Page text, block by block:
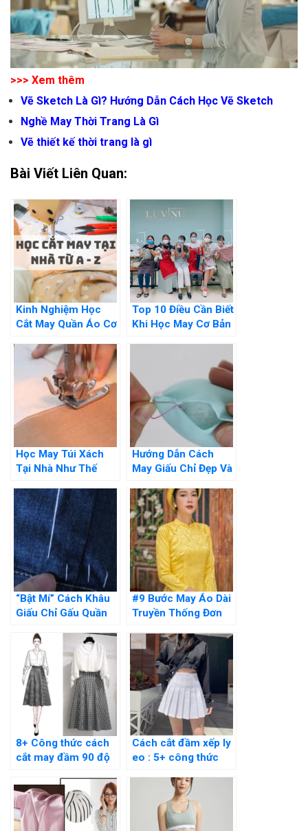
>>> Xem thêm
Vẽ Sketch Là Gì? Hướng Dẫn Cách Học Vẽ Sketch
Nghề May Thời Trang Là Gì
Vẽ thiết kế thời trang là gì
Bài Viết Liên Quan:
Kinh Nghiệm Học
Cắt May Quần Áo Cơ
Top 10 Điều Cần Biết
Khi Học May Cơ Bản
Học May Túi Xách
Tại Nhà Như Thế
Tiết
Hướng Dẫn Cách
May Giấu Chỉ Đẹp Và
“Bật Mí” Cách Khâu
Giấu Chỉ Gấu Quần
Giản
#9 Bước May Áo Dài
Truyền Thống Đơn
Nhà
8+ Công thức cách
cắt may đầm 90 độ
dễ
Cách cắt đầm xếp ly
eo : 5+ công thức